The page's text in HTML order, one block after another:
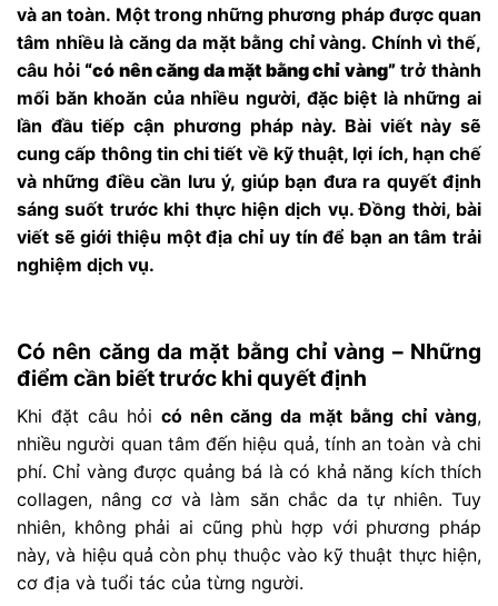
và an toàn. Một trong những phương pháp được quan
tâm nhiều là căng da mặt bằng chỉ vàng. Chính vì thế,
câu hỏi “có nên căng da mặt bằng chỉ vàng”trở thành
mối băn khoăn của nhiều người, đặc biệt là những ai
lần đầu tiếp cận phương pháp này. Bài viết này sẽ
cung cấp thông tin chi tiết về kỹ thuật, lợi ích, hạn chế
và những điều cần lưu ý, giúp bạn đưa ra quyết định
sáng suốt trước khi thực hiện dịch vụ. Đồng thời, bài
viết sẽ giới thiệu một địa chỉ uy tín để bạn an tâm trải
nghiệm dịch vụ.
Có nên căng da mặt bằng chỉ vàng – Những
điểm cần biết trước khi quyết định
Khi đặt câu hỏi có nên căng da mặt bằng chỉ vàng,
nhiều người quan tâm đến hiệu quả, tính an toàn và chi
phí. Chỉ vàng được quảng bá là có khả năng kích thích
collagen, nâng cơ và làm săn chắc da tự nhiên. Tuy
nhiên, không phải ai cũng phù hợp với phương pháp
này, và hiệu quả còn phụ thuộc vào kỹ thuật thực hiện,
cơ địa và tuổi tác của từng người.